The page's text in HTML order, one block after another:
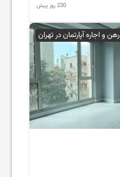
230 روز پیش
رهن و اجاره آپارتمان در تهران